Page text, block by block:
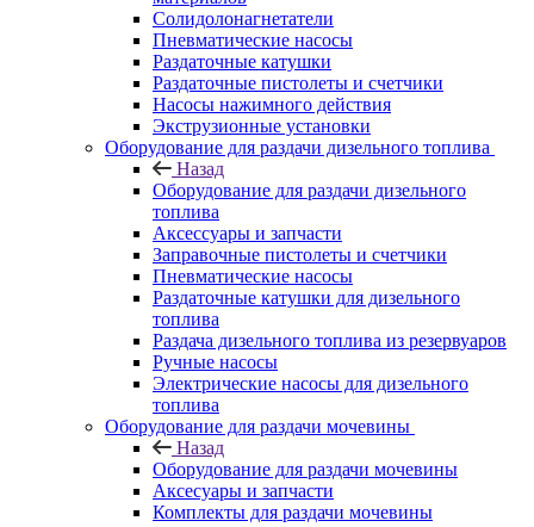
Солидолонагнетатели
Пневматические насосы
Раздаточные катушки
Раздаточные пистолеты и счетчики
Насосы нажимного действия
Экструзионные установки
Оборудование для раздачи дизельного топлива
Назад
Оборудование для раздачи дизельного
топлива
Аксессуары и запчасти
Заправочные пистолеты и счетчики
Пневматические насосы
Раздаточные катушки для дизельного
топлива
Раздача дизельного топлива из резервуаров
Ручные насосы
Электрические насосы для дизельного
топлива
Оборудование для раздачи мочевины
Назад
Оборудование для раздачи мочевины
Аксесуары и запчасти
Комплекты для раздачи мочевины